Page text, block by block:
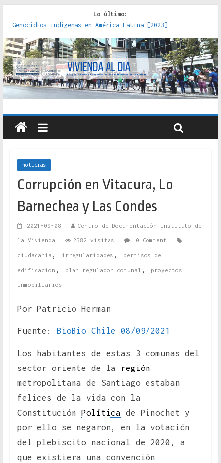
Lo último:
Genocidios indígenas en América Latina [2023]
Estudios sobre la espacialización de los Estados :
políticas, prácticas y representaciones [2022]
Donde el pedernal choca con el acero : hacia una teoría
crítica de las fronteras latinoamericanas [2020]
Criterios técnicos para una vivienda adecuada [2019]
Red de consultorios de la Caja del Seguro Obrero en
Santiago : un patrimonio emblemático [2014]
noticias
Corrupción en Vitacura, Lo
Barnechea y Las Condes
2021-09-08 Centro de Documentación Instituto de
la Vivienda 2582 visitas 0 Comment
ciudadanía , irregularidades , permisos de
edificacion , plan regulador comunal , proyectos
inmobiliarios
Por Patricio Herman
Fuente: BioBio Chile 08/09/2021
Los habitantes de estas 3 comunas del
sector oriente de la
región
metropolitana de Santiago estaban
felices de la vida con la
Constitución Política de Pinochet y
por ello se negaron, en la votación
del plebiscito nacional de 2020, a
que existiera una convención